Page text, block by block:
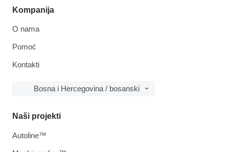
Kompanija
O nama
Pomoć
Kontakti
Bosna i Hercegovina / bosanski
Naši projekti
Autoline™